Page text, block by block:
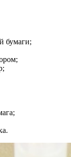
бумаги;